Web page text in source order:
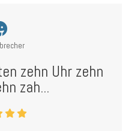
zehn Uhr zehn
zah...